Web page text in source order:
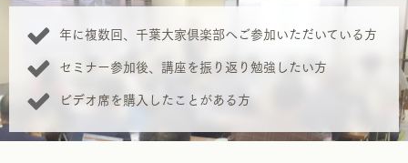
年に複数回、千葉大家倶楽部へご参加いただいている方
セミナー参加後、講座を振り返り勉強したい方
ビデオ席を購入したことがある方